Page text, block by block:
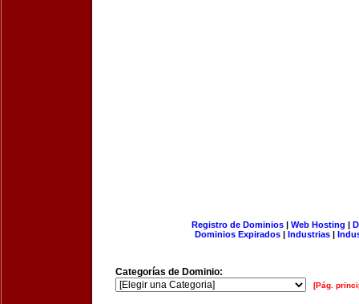
Registro de Dominios| Web Hosting |
Dominios Expirados | Industrias |
Categorías de Dominio:
[Pág.